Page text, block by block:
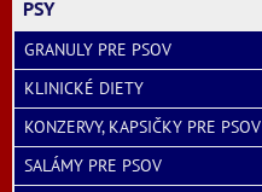
PSY
GRANULY PRE PSOV
KLINICKÉ DIETY
KONZERVY, KAPSIČKY PRE PSOV
SALÁMY PRE PSOV